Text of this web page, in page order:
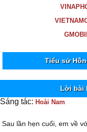
Tiểu sử
Lời bài
Sáng tác: Hoài Nam
Sau lần hẹn cuối, em về